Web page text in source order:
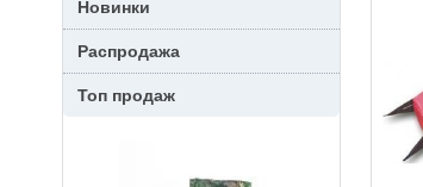
Новинки
Распродажа
Топ продаж